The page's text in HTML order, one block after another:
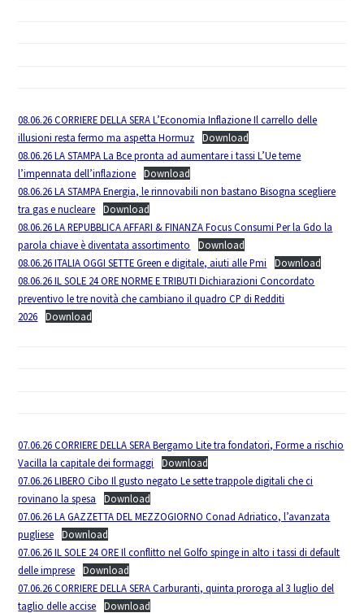
08.06.26 CORRIERE DELLA SERA L’Economia Inflazione Il carrello delle
illusioni resta fermo ma aspetta Hormuz
Download
08.06.26 LA STAMPA La Bce pronta ad aumentare i tassi L’Ue teme
l’impennata dell’inflazione
Download
08.06.26 LA STAMPA Energia, le rinnovabili non bastano Bisogna scegliere
tra gas e nucleare
Download
08.06.26 LA REPUBBLICA AFFARI & FINANZA Focus Consumi Per la Gdo la
parola chiave è diventata assortimento
Download
08.06.26 ITALIA OGGI SETTE Green e digitale, aiuti alle Pmi
Download
08.06.26 IL SOLE 24 ORE NORME E TRIBUTI Dichiarazioni Concordato
preventivo le tre novità che cambiano il quadro CP di Redditi
2026
Download
07.06.26 CORRIERE DELLA SERA Bergamo Lite tra fondatori, Forme a rischio
Vacilla la capitale dei formaggi
Download
07.06.26 LIBERO Cibo Il gusto negato Le sette trappole digitali che ci
rovinano la spesa
Download
07.06.26 LA GAZZETTA DEL MEZZOGIORNO Conad Adriatico, l’avanzata
pugliese
Download
07.06.26 IL SOLE 24 ORE Il conflitto nel Golfo spinge in alto i tassi di default
delle imprese
Download
07.06.26 CORRIERE DELLA SERA Carburanti, quinta proroga al 3 luglio del
taglio delle accise
Download